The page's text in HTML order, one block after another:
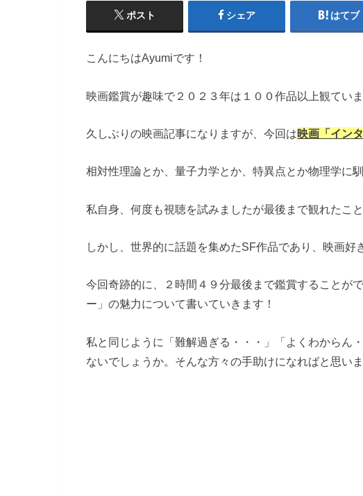
ポスト シェア はてブ
こんにちはAyumiです！
映画鑑賞が趣味で２０２３年は１００作品以上観ていま
久しぶりの映画記事になりますが、今回は映画「イン
相対性理論とか、量子力学とか、特異点とか物理学に
私自身、何度も視聴を試みましたが最後まで観れたこ
しかし、世界的に話題を集めたSF作品であり、映画好
今回奇跡的に、２時間４９分最後まで鑑賞することが
ー」の魅力について書いていきます！
私と同じように「難解過ぎる・・・」「よくわからん
ないでしょうか。そんな方々の手助けになればと思いま